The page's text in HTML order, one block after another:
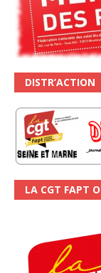
DISTR’ACTION
LA CGT FAPT